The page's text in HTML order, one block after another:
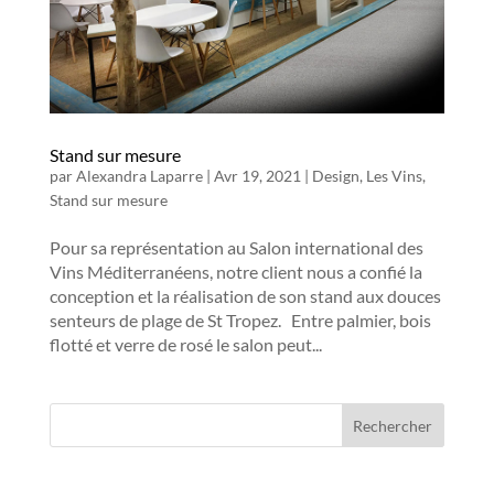
Stand sur mesure
parAlexandra Laparre| Avr 19, 2021| Design, Les Vins,
Stand sur mesure
Pour sa représentation au Salon international des
Vins Méditerranéens, notre client nous a confié la
conception et la réalisation de son stand aux douces
senteurs de plage de St Tropez. Entre palmier, bois
flotté et verre de rosé le salon peut...